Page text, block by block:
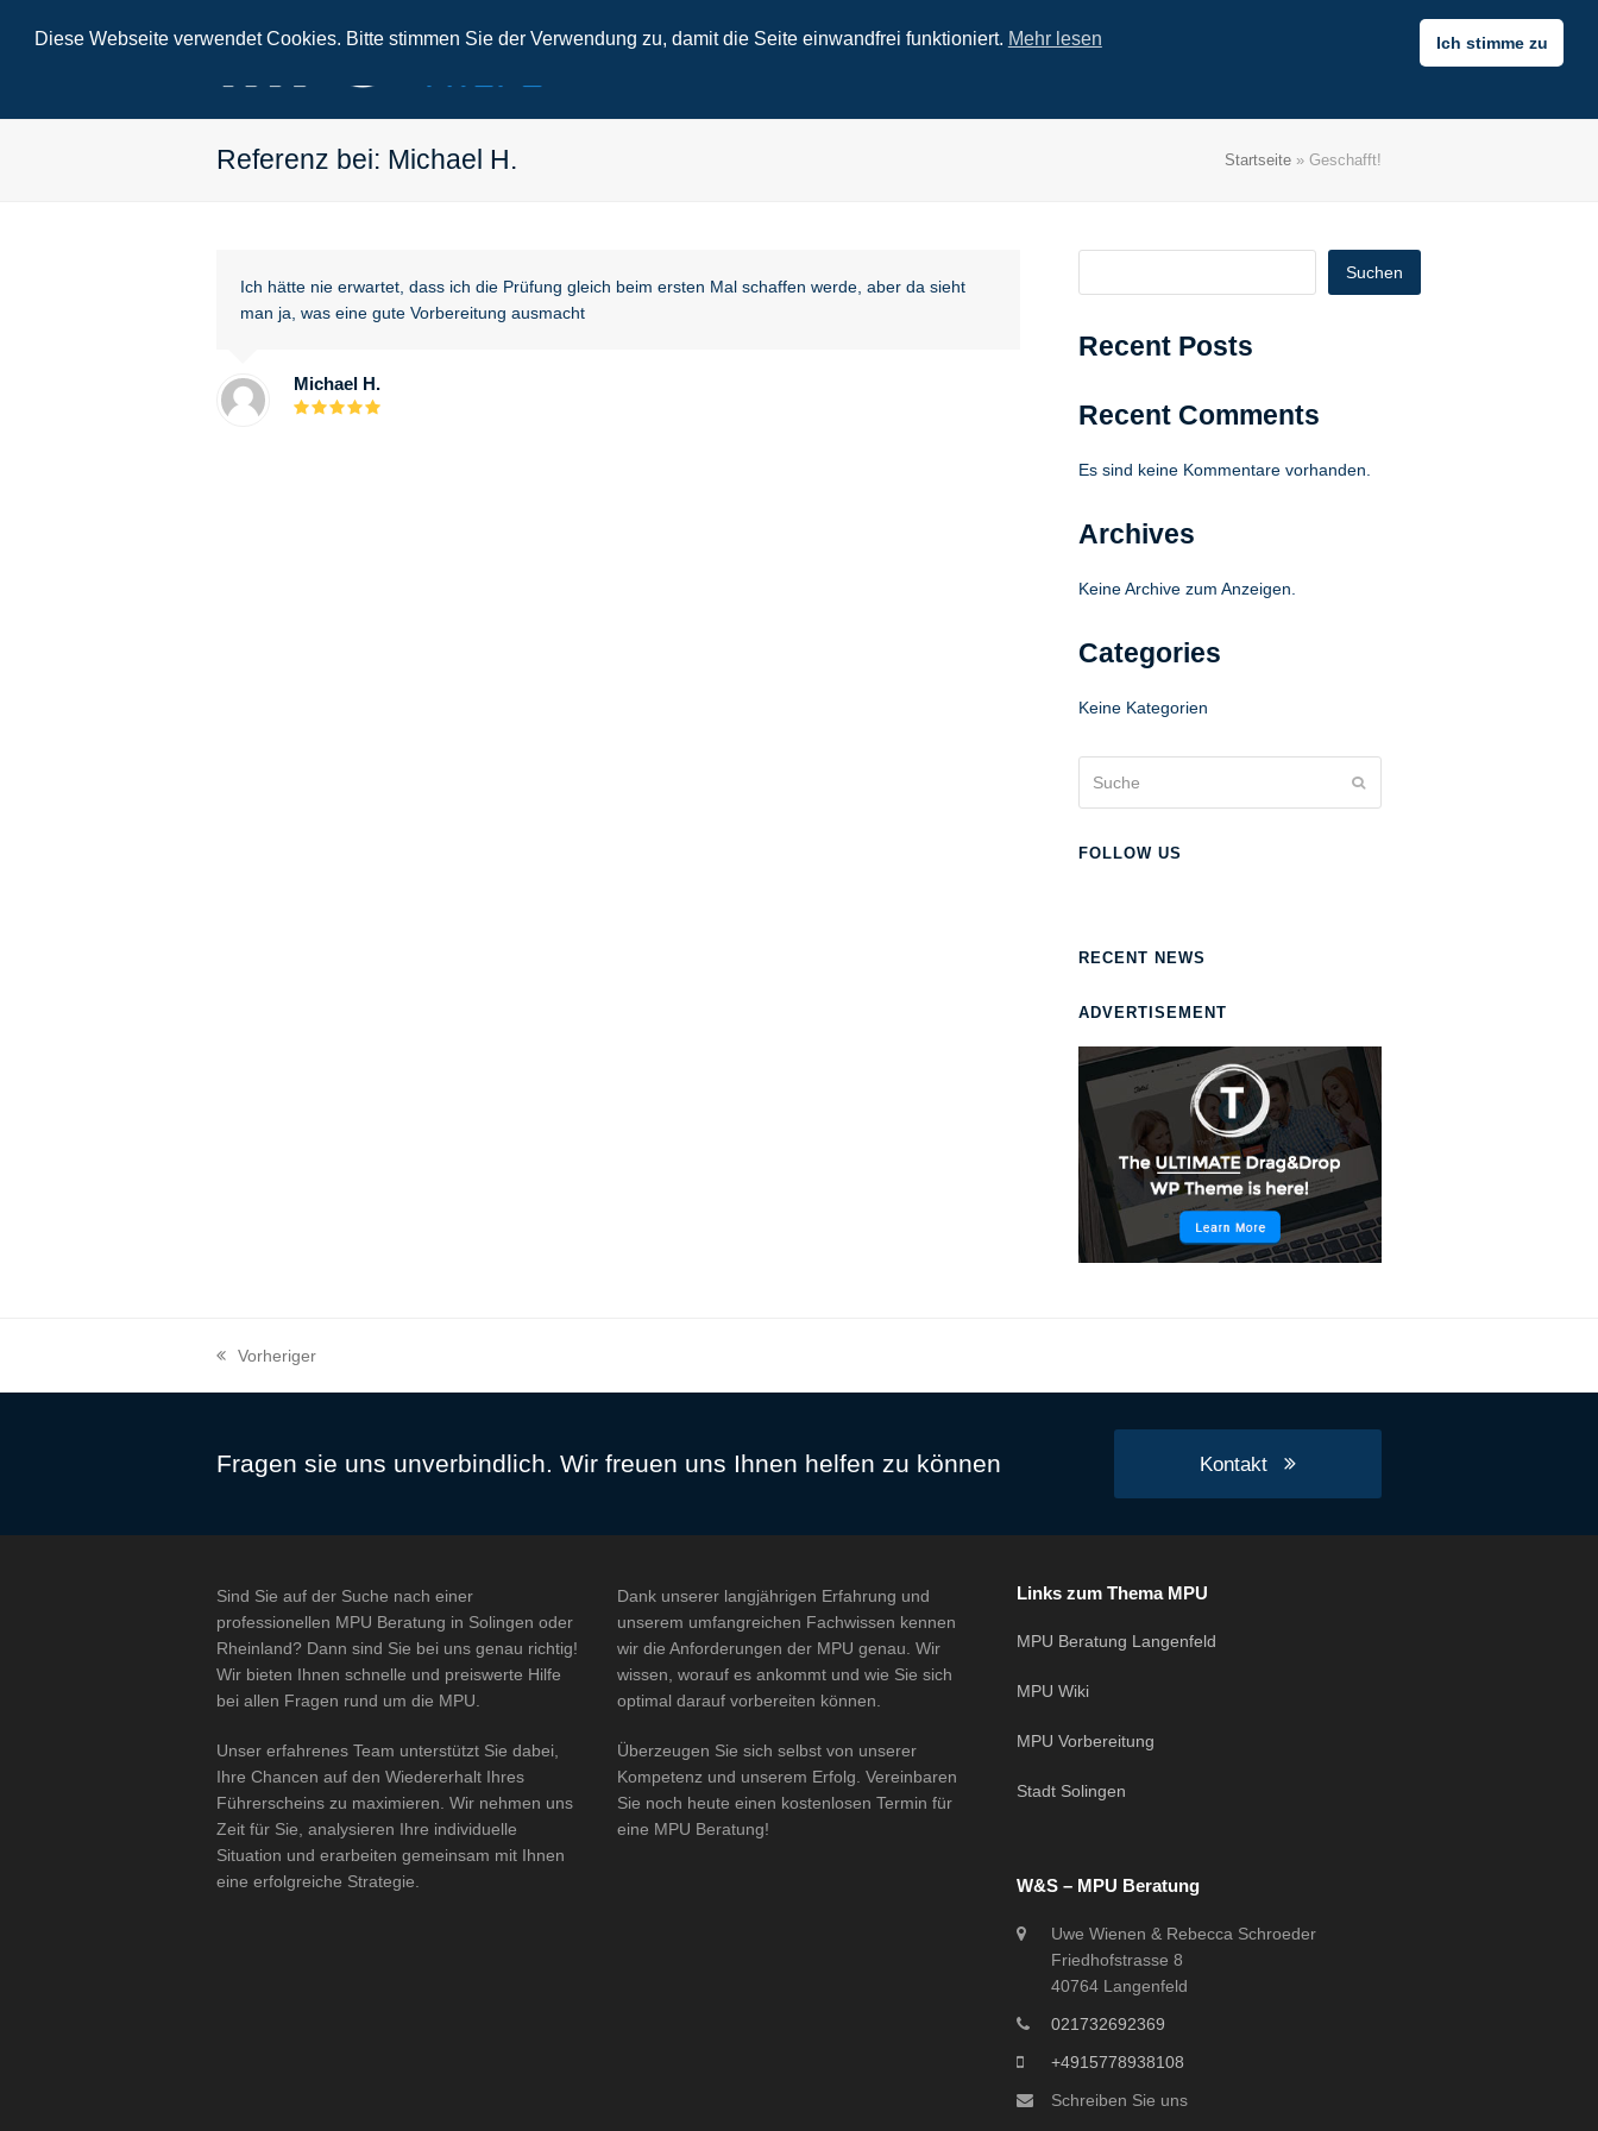
Referenz bei: Michael H. Startseite » Geschafft!
Ich hätte nie erwartet, dass ich die Prüfung gleich beim ersten Mal schaffen werde, aber da sieht
man ja, was eine gute Vorbereitung ausmacht
Michael H.
Suchen
Recent Posts
Recent Comments
Es sind keine Kommentare vorhanden.
Archives
Keine Archive zum Anzeigen.
Categories
Keine Kategorien
FOLLOW US
RECENT NEWS
ADVERTISEMENT
vorheriger
Beitrag:
Vorheriger
Fragen sie uns unverbindlich. Wir freuen uns Ihnen helfen zu können Kontakt
Sind Sie auf der Suche nach einer
professionellen MPU Beratung in Solingen oder
Rheinland? Dann sind Sie bei uns genau richtig!
Wir bieten Ihnen schnelle und preiswerte Hilfe
bei allen Fragen rund um die MPU.
Unser erfahrenes Team unterstützt Sie dabei,
Ihre Chancen auf den Wiedererhalt Ihres
Führerscheins zu maximieren. Wir nehmen uns
Zeit für Sie, analysieren Ihre individuelle
Situation und erarbeiten gemeinsam mit Ihnen
eine erfolgreiche Strategie.
Dank unserer langjährigen Erfahrung und
unserem umfangreichen Fachwissen kennen
wir die Anforderungen der MPU genau. Wir
wissen, worauf es ankommt und wie Sie sich
optimal darauf vorbereiten können.
Überzeugen Sie sich selbst von unserer
Kompetenz und unserem Erfolg. Vereinbaren
Sie noch heute einen kostenlosen Termin für
eine MPU Beratung!
Links zum Thema MPU
MPU Beratung Langenfeld
MPU Wiki
MPU Vorbereitung
Stadt Solingen
W&S – MPU Beratung
Uwe Wienen & Rebecca Schroeder
Friedhofstrasse 8
40764 Langenfeld
021732692369
+4915778938108
Schreiben Sie uns
Diese Webseite verwendet Cookies. Bitte stimmen Sie der Verwendung zu, damit die Seite einwandfrei funktioniert. Mehr lesen Ich stimme zu